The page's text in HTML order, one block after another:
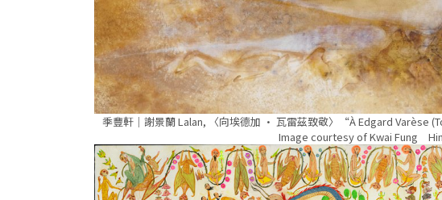
季豐軒｜謝景蘭 Lalan, 〈向埃德加 · 瓦雷茲致敬〉“À Edgard Varèse
Image courtesy of Kwai Fung